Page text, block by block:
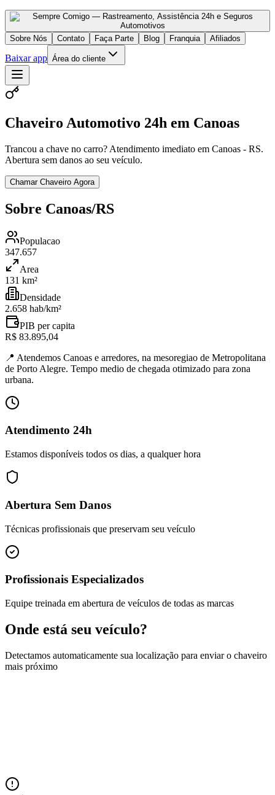
Sobre Nós Contato Faça Parte Blog Franquia Afiliados
Baixar app Área do cliente
Chaveiro Automotivo 24h em Canoas
Trancou a chave no carro? Atendimento imediato em Canoas - RS.
Abertura sem danos ao seu veículo.
Chamar Chaveiro Agora
Sobre Canoas/RS
Populacao
347.657
Area
131 km²
Densidade
2.658 hab/km²
PIB per capita
R$ 83.895,04
📍 Atendemos Canoas e arredores, na mesoregiao de Metropolitana
de Porto Alegre. Tempo medio de chegada otimizado para zona
urbana.
Atendimento 24h
Estamos disponíveis todos os dias, a qualquer hora
Abertura Sem Danos
Técnicas profissionais que preservam seu veículo
Profissionais Especializados
Equipe treinada em abertura de veículos de todas as marcas
Onde está seu veículo?
Detectamos automaticamente sua localização para enviar o chaveiro
mais próximo